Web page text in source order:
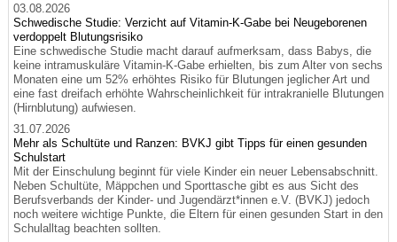
03.08.2026
Schwedische Studie: Verzicht auf Vitamin-K-Gabe bei Neugeborenen
verdoppelt Blutungsrisiko
Eine schwedische Studie macht darauf aufmerksam, dass Babys, die
keine intramuskuläre Vitamin-K-Gabe erhielten, bis zum Alter von sechs
Monaten eine um 52% erhöhtes Risiko für Blutungen jeglicher Art und
eine fast dreifach erhöhte Wahrscheinlichkeit für intrakranielle Blutungen
(Hirnblutung) aufwiesen.
31.07.2026
Mehr als Schultüte und Ranzen: BVKJ gibt Tipps für einen gesunden
Schulstart
Mit der Einschulung beginnt für viele Kinder ein neuer Lebensabschnitt.
Neben Schultüte, Mäppchen und Sporttasche gibt es aus Sicht des
Berufsverbands der Kinder- und Jugendärzt*innen e.V. (BVKJ) jedoch
noch weitere wichtige Punkte, die Eltern für einen gesunden Start in den
Schulalltag beachten sollten.